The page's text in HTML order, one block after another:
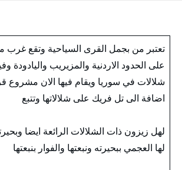
تعتبر من بجمل القرى السياحية وتقع غرب
على الحدود الاردنية والمزيريب واليادودة
شلالات في سوريا ويقام فيها الان مشروع
اضافة الى تل فريك على شلالاتها وتتبع
لهل زيزون ذات الشلالات الرائعة ايضا
لها العجمي ببحيرته ونبعتها والفوار بنبعتها